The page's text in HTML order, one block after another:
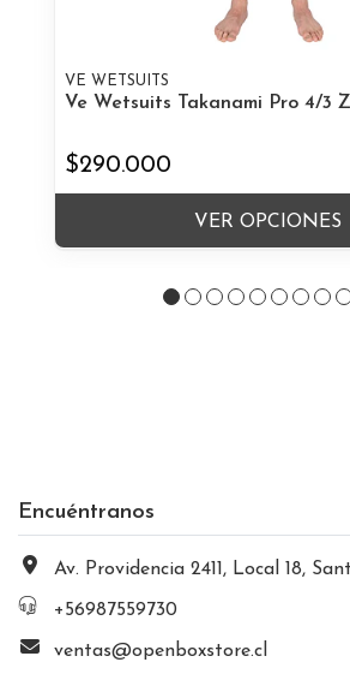
VE WETSUITS
Ve Wetsuits Takanami Pro 4/3
$290.000
VER OPCIONES
Encuéntranos
Av. Providencia 2411, Local 18, Santiago,
+56987559730
ventas@openboxstore.cl